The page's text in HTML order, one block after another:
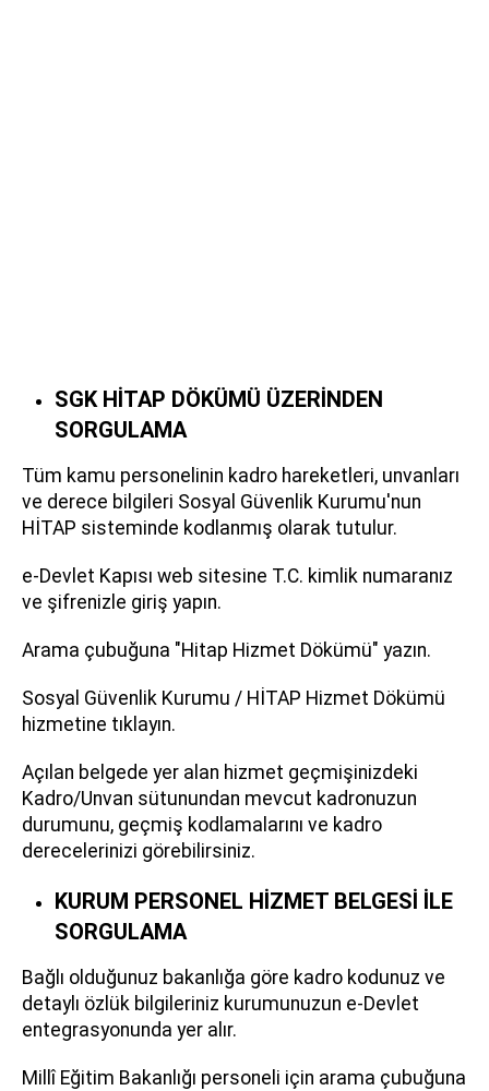
SGK HİTAP DÖKÜMÜ ÜZERİNDEN
SORGULAMA
Tüm kamu personelinin kadro hareketleri, unvanları
ve derece bilgileri Sosyal Güvenlik Kurumu'nun
HİTAP sisteminde kodlanmış olarak tutulur.
e-Devlet Kapısı web sitesine T.C. kimlik numaranız
ve şifrenizle giriş yapın.
Arama çubuğuna "Hitap Hizmet Dökümü" yazın.
Sosyal Güvenlik Kurumu / HİTAP Hizmet Dökümü
hizmetine tıklayın.
Açılan belgede yer alan hizmet geçmişinizdeki
Kadro/Unvan sütunundan mevcut kadronuzun
durumunu, geçmiş kodlamalarını ve kadro
derecelerinizi görebilirsiniz.
KURUM PERSONEL HİZMET BELGESİ İLE
SORGULAMA
Bağlı olduğunuz bakanlığa göre kadro kodunuz ve
detaylı özlük bilgileriniz kurumunuzun e-Devlet
entegrasyonunda yer alır.
Millî Eğitim Bakanlığı personeli için arama çubuğuna